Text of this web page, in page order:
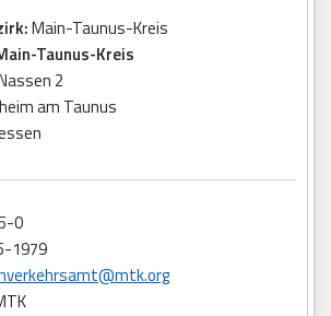
Main-Taunus-Kreis
Taunus-Kreis
2
am Taunus
0
1979